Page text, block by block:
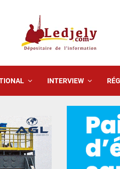
INTERVIEW